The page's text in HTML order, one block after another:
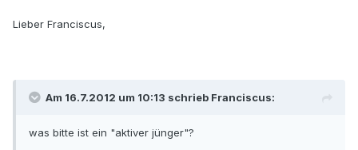
Lieber Franciscus,
Am 16.7.2012 um 10:13 schrieb Franciscus:
was bitte ist ein "aktiver jünger"?